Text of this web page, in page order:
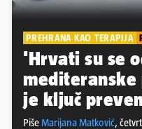
PREHRANA KAO TERAPIJA
'Hrvati su se
mediteranske
je ključ
PišeMarijana Matković,